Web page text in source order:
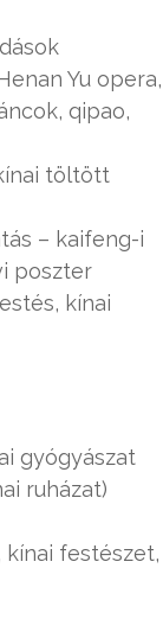
Yu opera,
qipao,
töltött
– kaifeng-i
poszter
kínai
gyógyászat
ruházat)
kínai festészet,